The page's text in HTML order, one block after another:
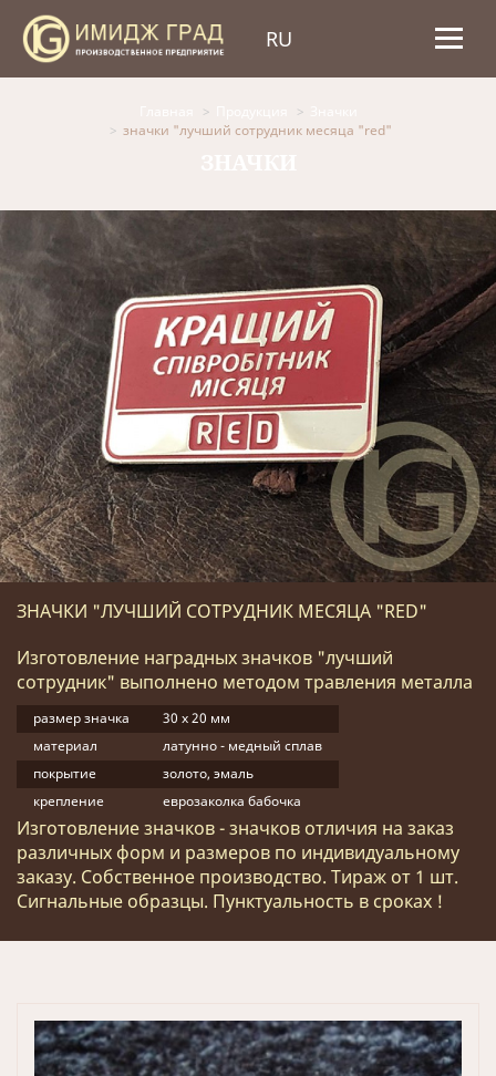
RU
значки "лучший сотрудник месяца "red"
ЗНАЧКИ "ЛУЧШИЙ СОТРУДНИК МЕСЯЦА "RED"
Изготовление наградных значков "лучший
сотрудник" выполнено методом травления металла
размер значка
30 х 20 мм
материал
латунно - медный сплав
покрытие
золото, эмаль
крепление
еврозаколка бабочка
Изготовление значков - значков отличия на заказ
различных форм и размеров по индивидуальному
заказу. Собственное производство. Тираж от 1 шт.
Сигнальные образцы. Пунктуальность в сроках !